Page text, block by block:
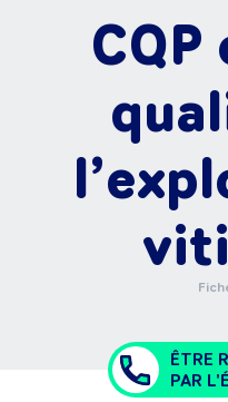
ÊTRE
PAR